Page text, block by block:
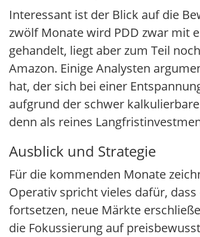
Interessant ist der Blick auf die
zwölf Monate wird PDD zwar mit
gehandelt, liegt aber zum Teil
Amazon. Einige Analysten
hat, der sich bei einer
aufgrund der schwer
denn als reines
Ausblick und Strategie
Für die kommenden Monate
Operativ spricht vieles dafür,
fortsetzen, neue Märkte
die Fokussierung auf